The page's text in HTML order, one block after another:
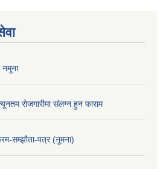
नमूना
रोजगारीमा संलग्न हुन फाराम
सम्झौता-पत्र (नूमना)